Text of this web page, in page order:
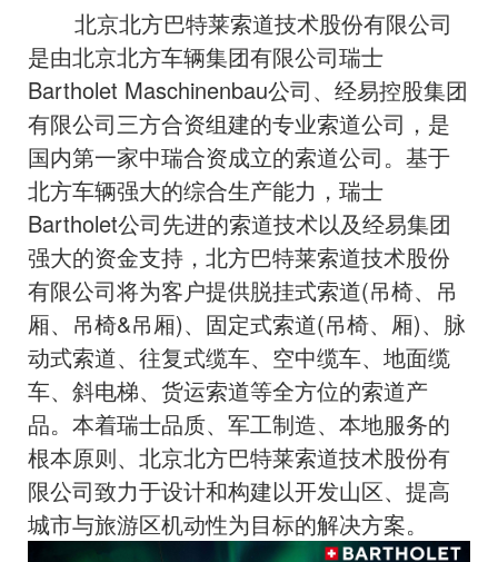
北京北方巴特莱索道技术股份有限公司
是由北京北方车辆集团有限公司瑞士
Bartholet Maschinenbau公司、经易控股集团
有限公司三方合资组建的专业索道公司，是
国内第一家中瑞合资成立的索道公司。基于
北方车辆强大的综合生产能力，瑞士
Bartholet公司先进的索道技术以及经易集团
强大的资金支持，北方巴特莱索道技术股份
有限公司将为客户提供脱挂式索道(吊椅、吊
厢、吊椅&吊厢)、固定式索道(吊椅、厢)、脉
动式索道、往复式缆车、空中缆车、地面缆
车、斜电梯、货运索道等全方位的索道产
品。本着瑞士品质、军工制造、本地服务的
根本原则、北京北方巴特莱索道技术股份有
限公司致力于设计和构建以开发山区、提高
城市与旅游区机动性为目标的解决方案。